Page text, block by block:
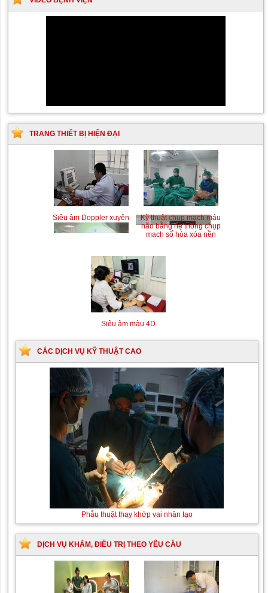
TRANG THIẾT BỊ HIỆN ĐẠI
Siêu âm Doppler xuyên
sọ
Kỹ thuật chụp mạch máu
não bằng hệ thống chụp
mạch số hóa xóa nền
Siêu âm màu 4D
CÁC DỊCH VỤ KỸ THUẬT CAO
Phẫu thuật thay khớp vai nhân tạo
máu
do bất
đồng
DỊCH VỤ KHÁM, ĐIỀU TRỊ THEO YÊU CẦU